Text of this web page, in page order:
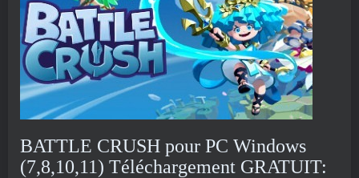
BATTLE CRUSH pour PC Windows
(7,8,10,11) Téléchargement GRATUIT: